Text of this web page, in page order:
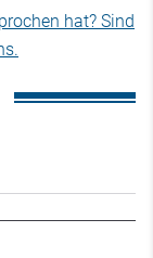
hat? Sind